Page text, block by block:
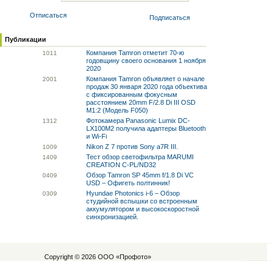
Отписаться Подписаться
Публикации
1011
Компания Tamron отметит 70-ю
годовщину своего основания 1 ноября
2020
2001
Компания Tamron объявляет о начале
продаж 30 января 2020 года объектива
с фиксированным фокусным
расстоянием 20mm F/2.8 Di III OSD
M1:2 (Модель F050)
1312
Фотокамера Panasonic Lumix DC-
LX100M2 получила адаптеры Bluetooth
и Wi-Fi
1009 Nikon Z 7 против Sony a7R III.
1409
Тест обзор светофильтра MARUMI
CREATION C-PL/ND32
0409
Обзор Tamron SP 45mm f/1.8 Di VC
USD – Офигеть полтинник!
0309
Hyundae Photonics i-6 – Обзор
студийной вспышки со встроенным
аккумулятором и высокоскоростной
синхронизацией.
Copyright © 2026 ООО «Профото»